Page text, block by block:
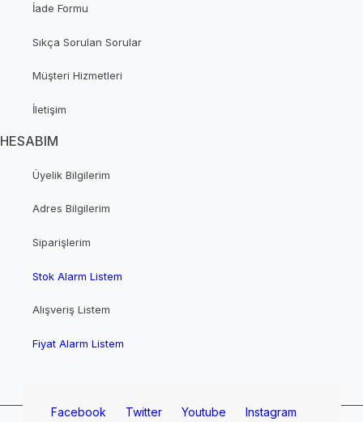
İade Formu
Sıkça Sorulan Sorular
Müşteri Hizmetleri
İletişim
HESABIM
Üyelik Bilgilerim
Adres Bilgilerim
Siparişlerim
Stok Alarm Listem
Alışveriş Listem
Fiyat Alarm Listem
Facebook Twitter Youtube Instagram